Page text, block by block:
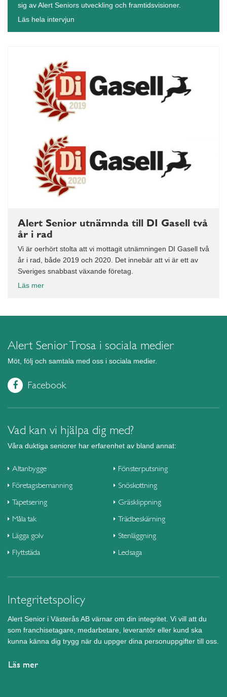
sig av Alert Seniors utveckling och framtidsvisioner.
Läs hela intervjun
Alert Senior utnämnda till DI Gasell två
år i rad
Vi är oerhört stolta att vi mottagit utnämningen DI Gasell två
år i rad, både 2019 och 2020. Det innebär att vi är ett av
Sveriges snabbast växande företag.
Läs mer
Alert Senior Trosa i sociala medier
Möt, följ och samtala med oss i sociala medier.
Facebook
Vad kan vi hjälpa dig med?
Våra duktiga seniorer har erfarenhet av bland annat:
Altanbygge
Företagsbemanning
Tapetsering
Måla tak
Lägga golv
Flyttstäda
Fönsterputsning
Snöskottning
Gräsklippning
Trädbeskärning
Stenläggning
Ledsaga
Integritetspolicy
Alert Senior i Västerås AB värnar om din integritet. Vi vill att du
som franchisetagare, medarbetare, leverantör eller kund ska
kunna känna dig trygg när du uppger dina personuppgifter till oss.
Läs mer